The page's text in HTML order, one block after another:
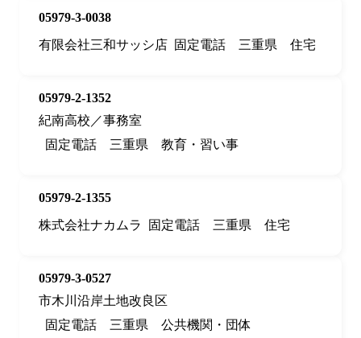
05979-3-0038
有限会社三和サッシ店 固定電話 三重県 住宅
05979-2-1352
紀南高校／事務室
固定電話
三重県 教育・習い事
05979-2-1355
株式会社ナカムラ
固定電話 三重県 住宅
05979-3-0527
市木川沿岸土地改良区
固定電話
三重県 公共機関・団体